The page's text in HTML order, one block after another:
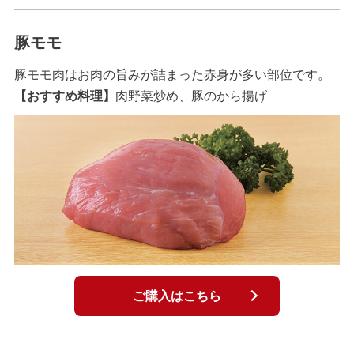
豚モモ
豚モモ肉はお肉の旨みが詰まった赤身が多い部位です。
【おすすめ料理】 肉野菜炒め、豚のから揚げ
ご購入はこちら